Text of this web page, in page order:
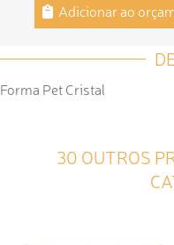
Adicionar ao
Forma Pet Cristal
30 OUTROS